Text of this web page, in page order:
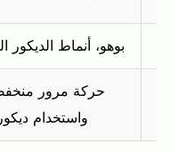
بوهو، أنماط الديكور
حركة مرور
واستخدام